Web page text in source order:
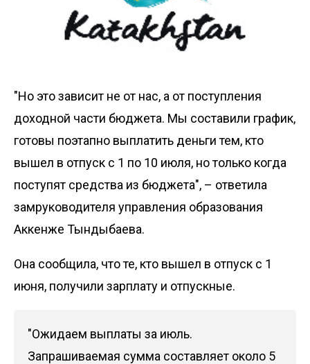
"Но это зависит не от нас, а от поступления
доходной части бюджета. Мы составили график,
готовы поэтапно выплатить деньги тем, кто
вышел в отпуск с 1 по 10 июля, но только когда
поступят средства из бюджета", – ответила
замруководителя управления образования
Аккенже Тындыбаева.
Она сообщила, что те, кто вышел в отпуск с 1
июня, получили зарплату и отпускные.
"Ожидаем выплаты за июль.
Запрашиваемая сумма составляет около 5